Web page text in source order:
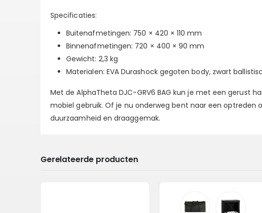
Specificaties:
Buitenafmetingen: 750 × 420 × 110 mm
Binnenafmetingen: 720 × 400 × 90 mm
Gewicht: 2,3 kg
Materialen: EVA Durashock gegoten body, zwart
Met de AlphaTheta DJC-GRV6 BAG kun je met een gerust
mobiel gebruik. Of je nu onderweg bent naar een
duurzaamheid en draaggemak.
Gerelateerde producten